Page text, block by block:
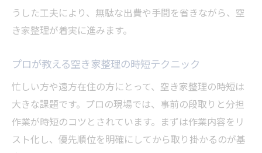
うした工夫により、無駄な出費や手間を省きながら、空
き家整理が着実に進みます。
プロが教える空き家整理の時短テクニック
忙しい方や遠方在住の方にとって、空き家整理の時短は
大きな課題です。プロの現場では、事前の段取りと分担
作業が時短のコツとされています。まずは作業内容をリ
スト化し、優先順位を明確にしてから取り掛かるのが基